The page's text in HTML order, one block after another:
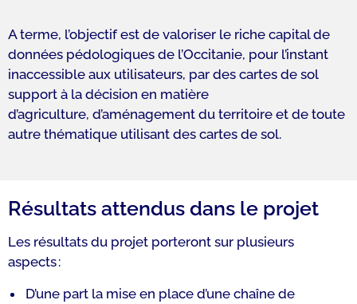
A terme, l’objectif est de valoriser le riche capital de
données pédologiques de l’Occitanie, pour l’instant
inaccessible aux utilisateurs, par des cartes de sol
support à la décision en matière
d’agriculture, d’aménagement du territoire et de toute
autre thématique utilisant des cartes de sol.
Résultats attendus dans le projet
Les résultats du projet porteront sur plusieurs
aspects :
D’une part la mise en place d’une chaîne de